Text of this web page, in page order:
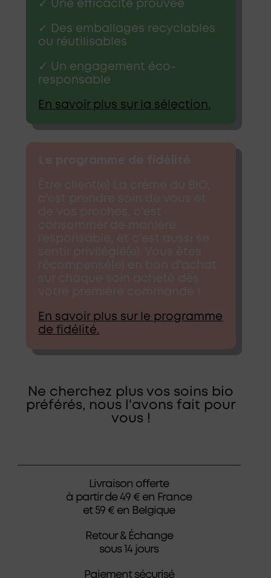
✓ Une efficacité prouvée
✓ Des emballages recyclables
ou réutilisables
✓ Un engagement éco-
responsable
En savoir plus sur la sélection.
En savoir plus sur le programme
de fidélité.
Ne cherchez plus vos soins bio
préférés, nous l'avons fait pour
vous !
Livraison offerte
à partir de 49 € en France
et 59 € en Belgique
Retour & Échange
sous 14 jours
Paiement sécurisé